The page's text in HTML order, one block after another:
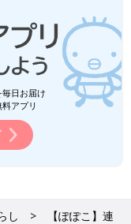
日お届け
アプリ
し
【ぽぽこ】連